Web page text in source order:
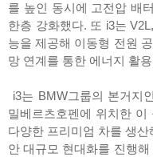
를 높인 동시에 고전압 배
한층 강화했다. 또 i3는
능을 제공해 이동형 전원
망 연계를 통한 에너지 활
i3는 BMW그룹의 본거지
밀베르츠호펜에 위치한
다양한 프리미엄 차를 생
안 대규모 현대화를 진행